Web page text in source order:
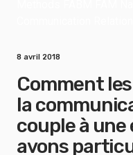
8 avril 2018
Comment
la
couple à une
avons